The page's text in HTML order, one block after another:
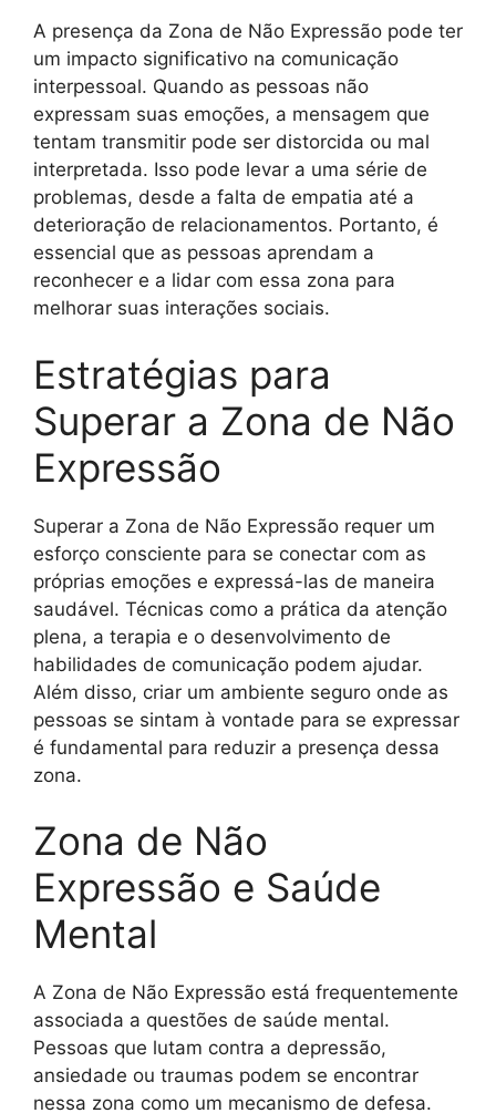
A presença da Zona de Não Expressão pode ter
um impacto significativo na comunicação
interpessoal. Quando as pessoas não
expressam suas emoções, a mensagem que
tentam transmitir pode ser distorcida ou mal
interpretada. Isso pode levar a uma série de
problemas, desde a falta de empatia até a
deterioração de relacionamentos. Portanto, é
essencial que as pessoas aprendam a
reconhecer e a lidar com essa zona para
melhorar suas interações sociais.
Estratégias para
Superar a Zona de Não
Expressão
Superar a Zona de Não Expressão requer um
esforço consciente para se conectar com as
próprias emoções e expressá-las de maneira
saudável. Técnicas como a prática da atenção
plena, a terapia e o desenvolvimento de
habilidades de comunicação podem ajudar.
Além disso, criar um ambiente seguro onde as
pessoas se sintam à vontade para se expressar
é fundamental para reduzir a presença dessa
zona.
Zona de Não
Expressão e Saúde
Mental
A Zona de Não Expressão está frequentemente
associada a questões de saúde mental.
Pessoas que lutam contra a depressão,
ansiedade ou traumas podem se encontrar
nessa zona como um mecanismo de defesa.